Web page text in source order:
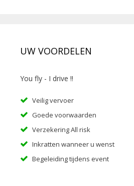
UW VOORDELEN
You fly - I drive !!
Veilig vervoer
Goede voorwaarden
Verzekering All risk
Inkratten wanneer u wenst
Begeleiding tijdens event